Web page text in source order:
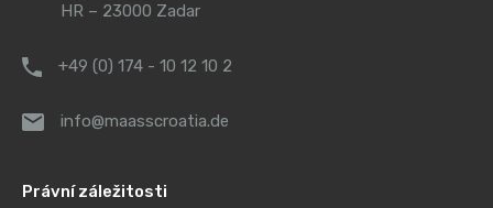
HR – 23000 Zadar
+49 (0) 174 - 10 12 10 2
info@maasscroatia.de
Právní záležitosti